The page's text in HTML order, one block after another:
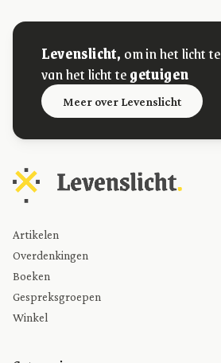
Levenslicht, om in het licht te
van het licht tegetuigen
Meer over Levenslicht
Artikelen
Overdenkingen
Boeken
Gespreksgroepen
Winkel